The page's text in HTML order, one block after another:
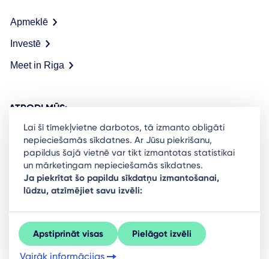
Apmeklē
Investē
Meet in Riga
ATRODI MŪS:
Ready to stay in the loop on Rigas business
community? Subscribe to our newsletter.
Sign Up
Lai šī tīmekļvietne darbotos, tā izmanto obligāti
nepieciešamās sīkdatnes. Ar Jūsu piekrišanu,
papildus šajā vietnē var tikt izmantotas statistikai
un mārketingam nepieciešamās sīkdatnes.
Ja piekrītat šo papildu sīkdatņu izmantošanai,
lūdzu, atzīmējiet savu izvēli:
Apstiprināt visas Pielāgot izvēli
Vairāk informācijas